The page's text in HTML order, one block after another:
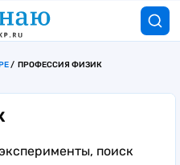
ПРОФЕССИЯ ФИЗИК
поиск